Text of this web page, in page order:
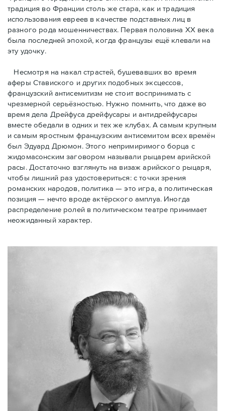
традиция во Франции столь же стара, как и традиция
использования евреев в качестве подставных лиц в
разного рода мошенничествах. Первая половина ХХ века
была последней эпохой, когда французы ещё клевали на
эту удочку.
Несмотря на накал страстей, бушевавших во время
аферы Ставиского и других подобных эксцессов,
французский антисемитизм не стоит воспринимать с
чрезмерной серьёзностью. Нужно помнить, что даже во
время дела Дрейфуса дрейфусары и антидрейфусары
вместе обедали в одних и тех же клубах. А самым крупным
и самым яростным французским антисемитом всех времён
был Эдуард Дрюмон. Этого непримиримого борца с
жидомасонским заговором называли рыцарем арийской
расы. Достаточно взглянуть на визаж арийского рыцаря,
чтобы лишний раз удостовериться: с точки зрения
романских народов, политика — это игра, а политическая
позиция — нечто вроде актёрского амплуа. Иногда
распределение ролей в политическом театре принимает
неожиданный характер.